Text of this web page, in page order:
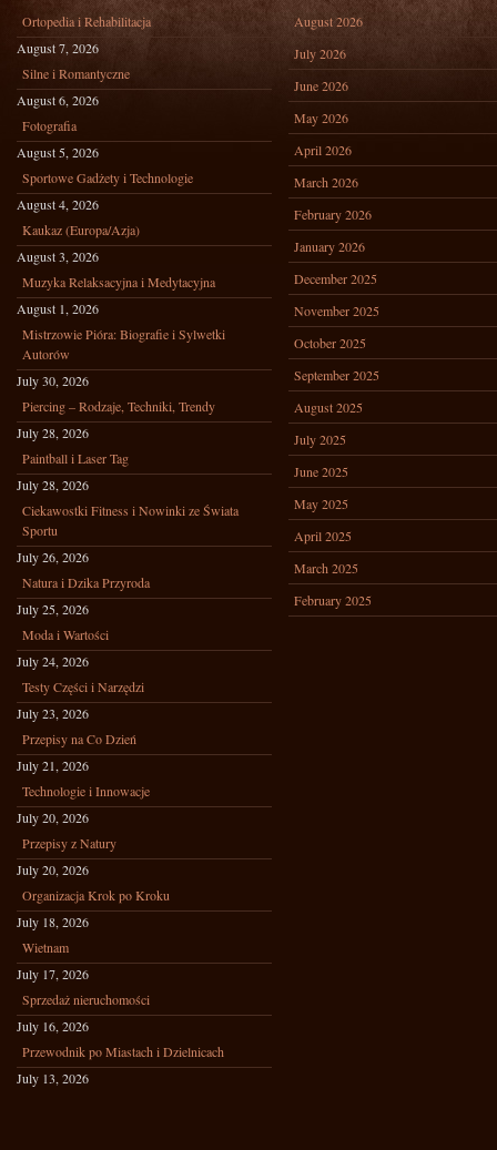
Ortopedia i Rehabilitacja
August 7, 2026
Silne i Romantyczne
August 6, 2026
Fotografia
August 5, 2026
Sportowe Gadżety i Technologie
August 4, 2026
Kaukaz (Europa/Azja)
August 3, 2026
Muzyka Relaksacyjna i Medytacyjna
August 1, 2026
Mistrzowie Pióra: Biografie i Sylwetki
Autorów
July 30, 2026
Piercing – Rodzaje, Techniki, Trendy
July 28, 2026
Paintball i Laser Tag
July 28, 2026
Ciekawostki Fitness i Nowinki ze Świata
Sportu
July 26, 2026
Natura i Dzika Przyroda
July 25, 2026
Moda i Wartości
July 24, 2026
Testy Części i Narzędzi
July 23, 2026
Przepisy na Co Dzień
July 21, 2026
Technologie i Innowacje
July 20, 2026
Przepisy z Natury
July 20, 2026
Organizacja Krok po Kroku
July 18, 2026
Wietnam
July 17, 2026
Sprzedaż nieruchomości
July 16, 2026
Przewodnik po Miastach i Dzielnicach
July 13, 2026
August 2026
July 2026
June 2026
May 2026
April 2026
March 2026
February 2026
January 2026
December 2025
November 2025
October 2025
September 2025
August 2025
July 2025
June 2025
May 2025
April 2025
March 2025
February 2025